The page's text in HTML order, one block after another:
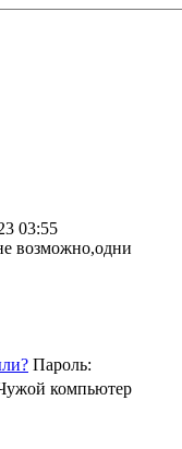
03:55
возможно,одни
Пароль:
компьютер